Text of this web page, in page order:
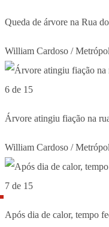
Queda de árvore na Rua
William Cardoso /
6 de 15
Árvore atingiu fiação na
William Cardoso /
7 de 15
Após dia de calor, tempo